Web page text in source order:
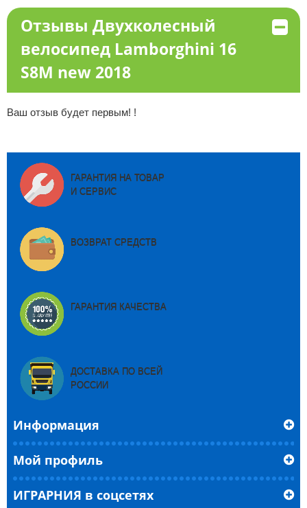
Отзывы Двухколесный
велосипед Lamborghini 16
S8M new 2018
Ваш отзыв будет первым! !
ГАРАНТИЯ НА ТОВАР
И СЕРВИС
ВОЗВРАТ СРЕДСТВ
ГАРАНТИЯ КАЧЕСТВА
ДОСТАВКА ПО ВСЕЙ
РОССИИ
Информация
Мой профиль
ИГРАРНИЯ в соцсетях